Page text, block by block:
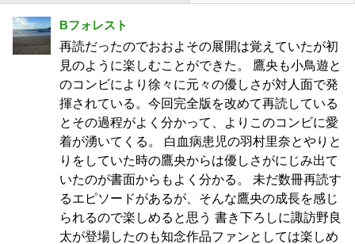
Bフォレスト
再読だったのでおおよその展開は覚えていたが初
見のように楽しむことができた。 鷹央も小鳥遊と
のコンビにより徐々に元々の優しさが対人面で発
揮されている。今回完全版を改めて再読している
とその過程がよく分かって、よりこのコンビに愛
着が湧いてくる。 白血病患児の羽村里奈とやりと
りをしていた時の鷹央からは優しさがにじみ出て
いたのが書面からもよく分かる。 未だ数冊再読す
るエピソードがあるが、そんな鷹央の成長を感じ
られるので楽しめると思う 書き下ろしに諏訪野良
太が登場したのも知念作品ファンとしては楽しめ